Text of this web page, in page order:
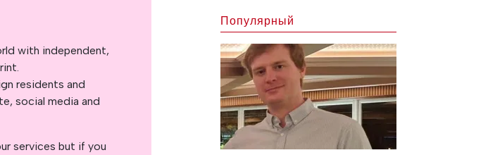
with independent,
residents and
social media and
services but if you
Популярный